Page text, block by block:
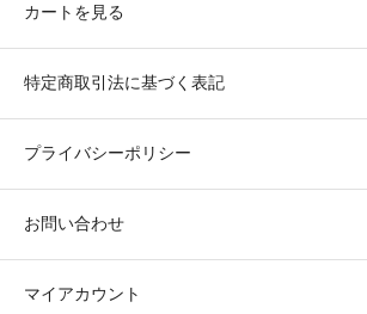
カートを見る
特定商取引法に基づく表記
プライバシーポリシー
お問い合わせ
マイアカウント